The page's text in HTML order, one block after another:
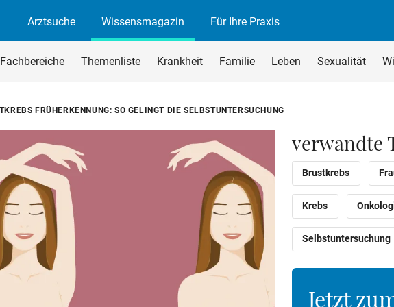
Arztsuche
Wissensmagazin Für Ihre Praxis
Fachbereiche Themenliste Krankheit Familie Leben Sexualität
FRÜHERKENNUNG: SO GELINGT DIE SELBSTUNTERSUCHUNG
verwandte
Brustkrebs
Krebs
Selbstuntersuchung
Jetzt